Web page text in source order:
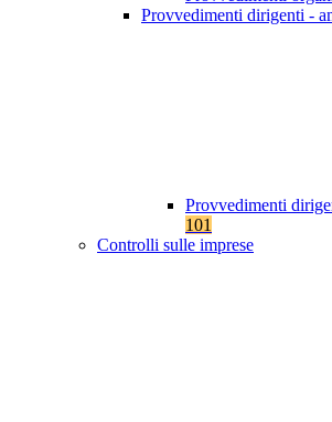
Provvedimenti dirigenti -
Provvedimenti
101
Controlli sulle imprese